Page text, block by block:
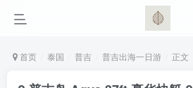
首页 泰国 普吉 普吉出海一日游 正文